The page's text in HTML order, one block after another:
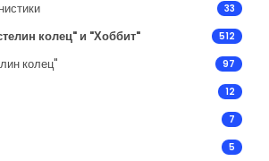
33
колец" и "Хоббит" 512
колец" 97
12
7
5